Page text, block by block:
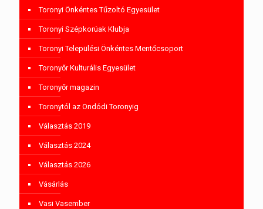
Toronyi Önkéntes Tűzoltó Egyesület
Toronyi Szépkorúak Klubja
Toronyi Települési Önkéntes Mentőcsoport
Toronyőr Kulturális Egyesület
Toronyőr magazin
Toronytól az Ondódi Toronyig
Választás 2019
Választás 2024
Választás 2026
Vásárlás
Vasi Vasember